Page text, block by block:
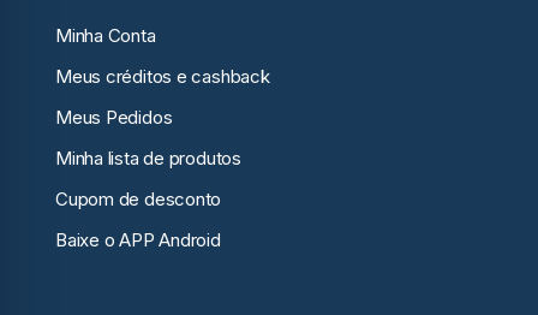
Minha Conta
Meus créditos e cashback
Meus Pedidos
Minha lista de produtos
Cupom de desconto
Baixe o APP Android